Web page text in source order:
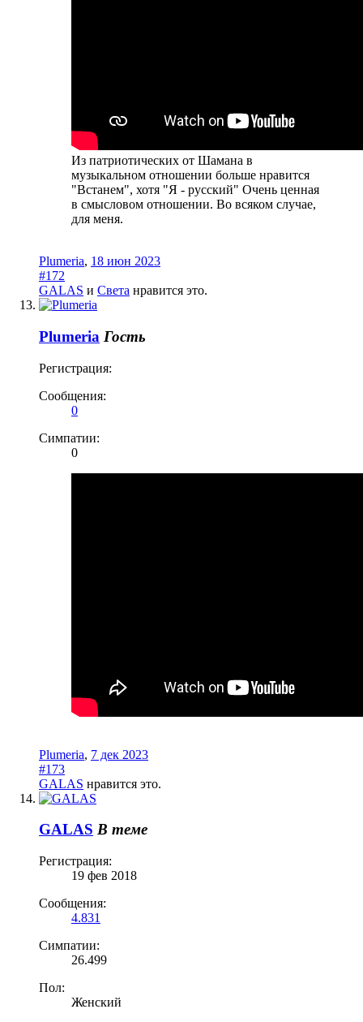
Из патриотических от Шамана в
музыкальном отношении больше нравится
"Встанем", хотя "Я - русский" Очень ценная
в смысловом отношении. Во всяком случае,
для меня.
Plumeria, 18 июн 2023
#172
GALAS и Света нравится это.
Plumeria Гость
Регистрация:
Сообщения:
0
Симпатии:
0
Plumeria, 7 дек 2023
#173
GALAS нравится это.
GALAS В теме
Регистрация:
19 фев 2018
Сообщения:
4.831
Симпатии:
26.499
Пол:
Женский